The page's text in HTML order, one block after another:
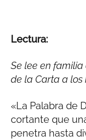
Lectura:
Se lee en
de la Carta a los
«La Palabra de
cortante que
penetra hasta